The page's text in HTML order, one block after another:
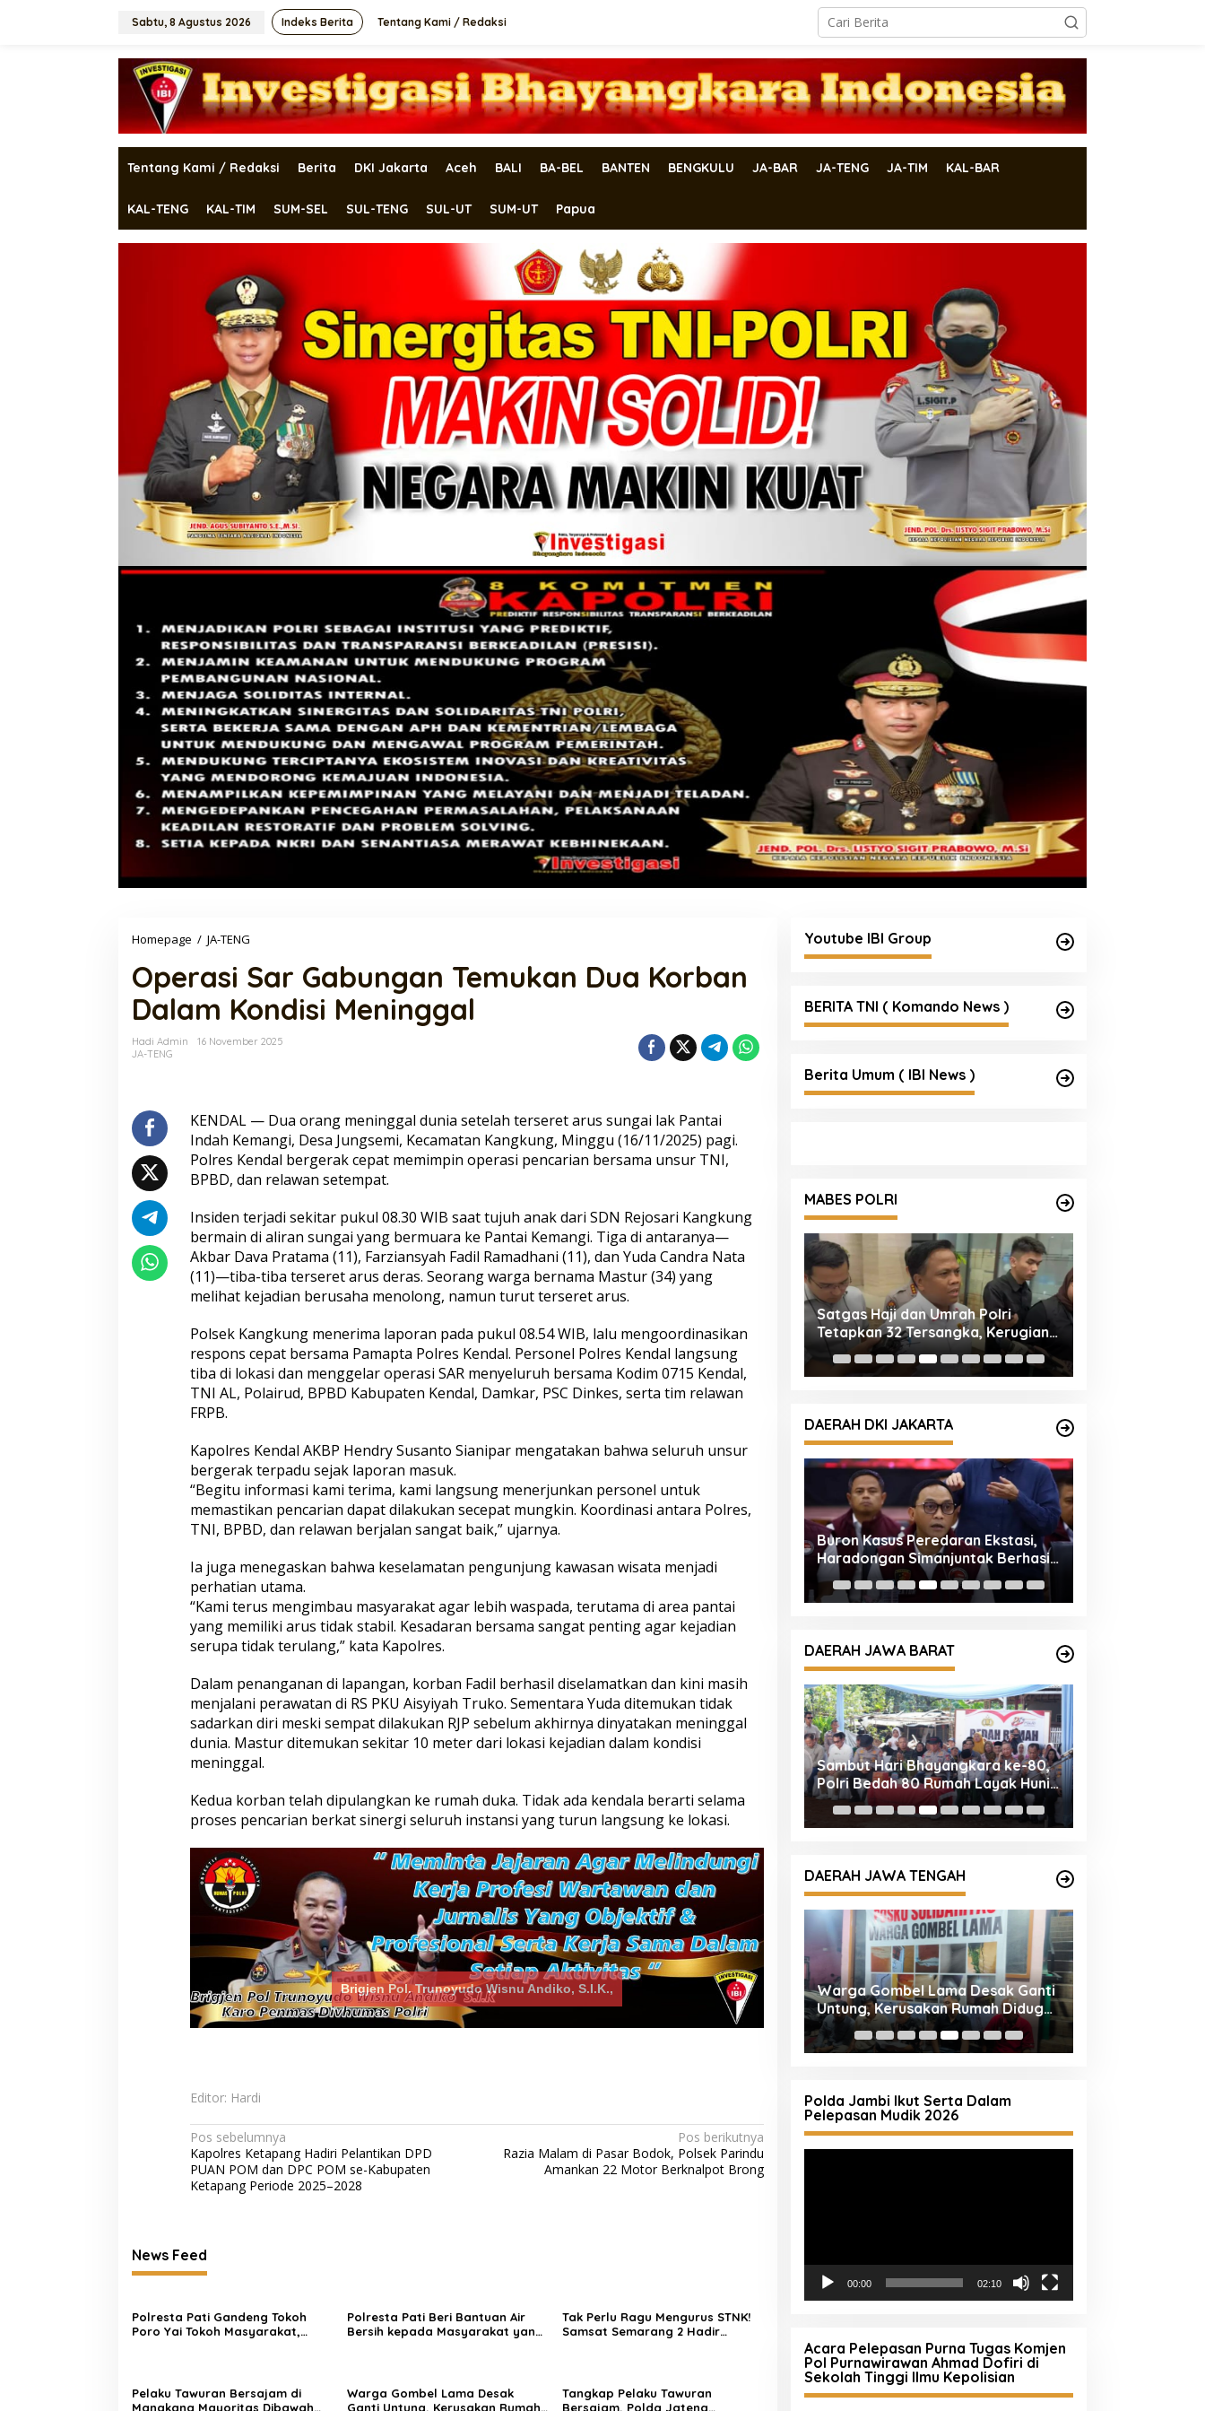
Sabtu, 8 Agustus 2026 Indeks Berita Tentang Kami / Redaksi
Tentang Kami / Redaksi Berita DKI Jakarta Aceh BALI BA-BEL BANTEN BENGKULU JA-BAR JA-TENG JA-TIM KAL-BAR
KAL-TENG KAL-TIM SUM-SEL SUL-TENG SUL-UT SUM-UT Papua
Homepage / JA-TENG
Gabungan
Temukan
Dua
Korban
Dalam
Operasi Sar Gabungan Temukan Dua Korban
Dalam Kondisi Meninggal
Hadi Admin
16 November 2025
JA-TENG
KENDAL — Dua orang meninggal dunia setelah terseret arus sungai lak Pantai
Indah Kemangi, Desa Jungsemi, Kecamatan Kangkung, Minggu (16/11/2025) pagi.
Polres Kendal bergerak cepat memimpin operasi pencarian bersama unsur TNI,
BPBD, dan relawan setempat.
Insiden terjadi sekitar pukul 08.30 WIB saat tujuh anak dari SDN Rejosari Kangkung
bermain di aliran sungai yang bermuara ke Pantai Kemangi. Tiga di antaranya—
Akbar Dava Pratama (11), Farziansyah Fadil Ramadhani (11), dan Yuda Candra Nata
(11)—tiba-tiba terseret arus deras. Seorang warga bernama Mastur (34) yang
melihat kejadian berusaha menolong, namun turut terseret arus.
Polsek Kangkung menerima laporan pada pukul 08.54 WIB, lalu mengoordinasikan
respons cepat bersama Pamapta Polres Kendal. Personel Polres Kendal langsung
tiba di lokasi dan menggelar operasi SAR menyeluruh bersama Kodim 0715 Kendal,
TNI AL, Polairud, BPBD Kabupaten Kendal, Damkar, PSC Dinkes, serta tim relawan
FRPB.
Kapolres Kendal AKBP Hendry Susanto Sianipar mengatakan bahwa seluruh unsur
bergerak terpadu sejak laporan masuk.
“Begitu informasi kami terima, kami langsung menerjunkan personel untuk
memastikan pencarian dapat dilakukan secepat mungkin. Koordinasi antara Polres,
TNI, BPBD, dan relawan berjalan sangat baik,” ujarnya.
Ia juga menegaskan bahwa keselamatan pengunjung kawasan wisata menjadi
perhatian utama.
“Kami terus mengimbau masyarakat agar lebih waspada, terutama di area pantai
yang memiliki arus tidak stabil. Kesadaran bersama sangat penting agar kejadian
serupa tidak terulang,” kata Kapolres.
Dalam penanganan di lapangan, korban Fadil berhasil diselamatkan dan kini masih
menjalani perawatan di RS PKU Aisyiyah Truko. Sementara Yuda ditemukan tidak
sadarkan diri meski sempat dilakukan RJP sebelum akhirnya dinyatakan meninggal
dunia. Mastur ditemukan sekitar 10 meter dari lokasi kejadian dalam kondisi
meninggal.
Kedua korban telah dipulangkan ke rumah duka. Tidak ada kendala berarti selama
proses pencarian berkat sinergi seluruh instansi yang turun langsung ke lokasi.
Brigjen Pol. Trunoyudo Wisnu Andiko, S.I.K.,
Editor: Hardi
Navigasi
pos
Pos sebelumnya
Kapolres Ketapang Hadiri Pelantikan DPD
PUAN POM dan DPC POM se-Kabupaten
Ketapang Periode 2025–2028
Pos berikutnya
Razia Malam di Pasar Bodok, Polsek Parindu
Amankan 22 Motor Berknalpot Brong
News Feed
Polresta Pati Gandeng Tokoh
Poro Yai Tokoh Masyarakat,
Polresta Pati Beri Bantuan Air
Bersih kepada Masyarakat yang
Tak Perlu Ragu Mengurus STNK!
Samsat Semarang 2 Hadir
Pelaku Tawuran Bersajam di
Mangkang Mayoritas Dibawah
Warga Gombel Lama Desak
Ganti Untung, Kerusakan Rumah
Tangkap Pelaku Tawuran
Bersajam, Polda Jateng
Youtube IBI Group
BERITA TNI ( Komando News )
Berita Umum ( IBI News )
MABES POLRI
Seleksi Taruna Akpol Masuk Tahap
Akhir, Wakapolri Pimpin
Pemeriksaan Penampilan 404
Musthofa Kamal, S.H., Perwira
Humas Berpengalaman dengan
Rekam Jejak Pengabdian dari
Aceh hingga Mabes Polri
Edukasi Mahasiswa Cegah Judi
Online Lewat Program Polri Goes
to Campus
Satgas Haji dan Umrah Polri
Tetapkan 32 Tersangka, Kerugian
Korban Capai Rp116,7 Miliar
DAERAH DKI JAKARTA
Hadapi Ancaman Love Scamming
Era Digital Polri Gelar Dialog
Wakapolri: Bergabungnya Irjen
Studi Kepolisian
Polda Metro Jaya Kembalikan 67
Buron Kasus Peredaran Ekstasi,
Haradongan Simanjuntak Berhasil
Ditangkap di Riau
DAERAH JAWA BARAT
Satreskim Polres Tasikmalaya
Kota Ungkap Kasus Curanmor,
Satu Pelaku Residivis Diamankan
Satreskrim Polres Tasikmalaya
Kota Amankan 3 Pelaku Kasus
Ganjal ATM Lintas Propinsi
Sambut Hari Bhayangkara ke-80,
Puslitbang Polri Salurkan 1.000
Bogor
Sambut Hari Bhayangkara ke-80,
Polri Bedah 80 Rumah Layak Huni,
Bapak Usin (85) Kini Miliki Rumah
Baru Berpanel Surya
DAERAH JAWA TENGAH
Polresta Pati Beri Bantuan Air
Bersih kepada Masyarakat yang
Tak Perlu Ragu Mengurus STNK!
Samsat Semarang 2 Hadir dengan
Pelayanan Ramah dan
Pelaku Tawuran Bersajam di
Mangkang Mayoritas Dibawah
Umur, Polda Jateng Himbau Orang
Warga Gombel Lama Desak Ganti
Untung, Kerusakan Rumah Diduga
Akibat Proyek PT Pakuwon, FAR
Siapkan Gugatan Berlapis
Polda Jambi Ikut Serta Dalam
Pelepasan Mudik 2026
00:00 02:10
Acara Pelepasan Purna Tugas Komjen
Pol Purnawirawan Ahmad Dofiri di
Sekolah Tinggi Ilmu Kepolisian